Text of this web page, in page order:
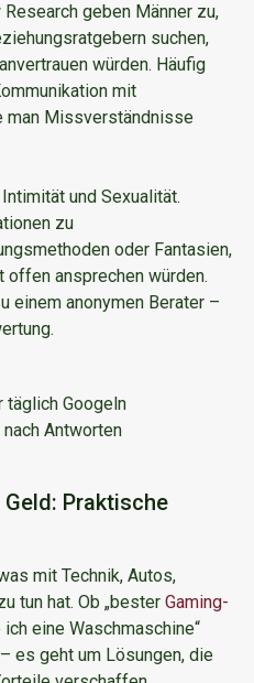
geben Männer zu,
suchen,
würden. Häufig
mit
man Missverständnisse
und Sexualität.
zu
oder Fantasien,
ansprechen würden.
einem anonymen Berater –
Antworten
Praktische
mit Technik, Autos,
tun hat. Ob „bester Gaming-
ich eine Waschmaschine“
es geht um Lösungen, die